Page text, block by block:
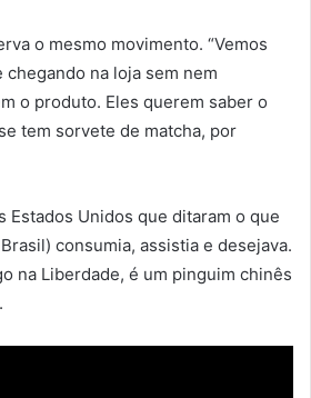
o mesmo movimento. “Vemos
na loja sem nem
o produto. Eles querem saber o
tem sorvete de matcha, por
Estados Unidos que ditaram o que
consumia, assistia e desejava.
na Liberdade, é um pinguim chinês